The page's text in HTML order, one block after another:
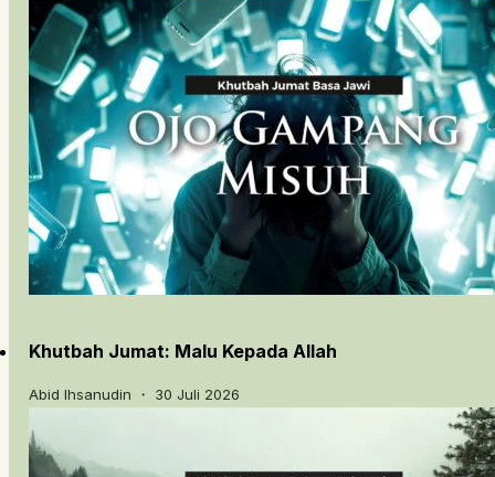
Khutbah Jumat: Malu Kepada Allah
Abid Ihsanudin ・ 30 Juli 2026